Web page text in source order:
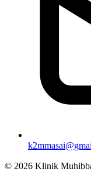
© 2026 Klinik